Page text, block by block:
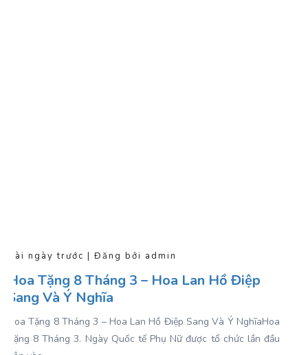
Vài ngày trước | Đăng bởi admin
Hoa Tặng 8 Tháng 3 – Hoa Lan Hồ Điệp
Sang Và Ý Nghĩa
Hoa Tặng 8 Tháng 3 – Hoa Lan Hồ Điệp Sang Và Ý NghĩaHoa
Tặng 8 Tháng 3. Ngày Quốc tế Phụ Nữ được tổ chức lần đầu